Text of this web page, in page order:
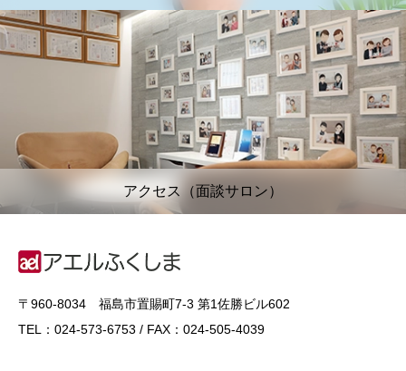
アクセス（面談サロン）
〒960-8034 福島市置賜町7-3 第1佐勝ビル602
TEL：024-573-6753 / FAX：024-505-4039